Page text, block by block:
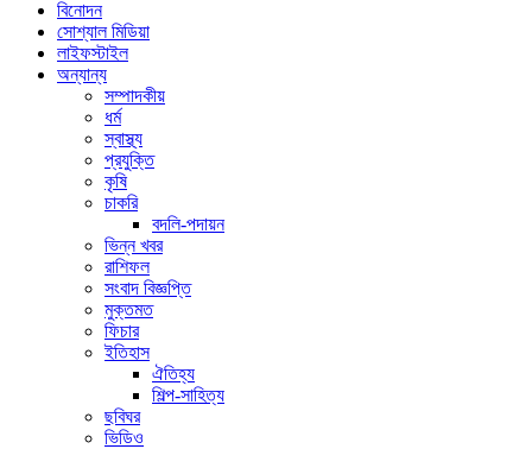
বিনোদন
সোশ্যাল মিডিয়া
লাইফস্টাইল
অন্যান্য
সম্পাদকীয়
ধর্ম
স্বাস্থ্য
প্রযুক্তি
কৃষি
চাকরি
বদলি-পদায়ন
ভিন্ন খবর
রাশিফল
সংবাদ বিজ্ঞপ্তি
মুক্তমত
ফিচার
ইতিহাস
ঐতিহ্য
শিল্প-সাহিত্য
ছবিঘর
ভিডিও